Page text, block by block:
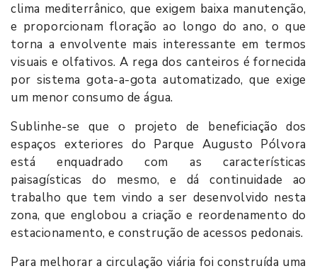
clima mediterrânico, que exigem baixa manutenção,
e proporcionam floração ao longo do ano, o que
torna a envolvente mais interessante em termos
visuais e olfativos. A rega dos canteiros é fornecida
por sistema gota-a-gota automatizado, que exige
um menor consumo de água.
Sublinhe-se que o projeto de beneficiação dos
espaços exteriores do Parque Augusto Pólvora
está enquadrado com as características
paisagísticas do mesmo, e dá continuidade ao
trabalho que tem vindo a ser desenvolvido nesta
zona, que englobou a criação e reordenamento do
estacionamento, e construção de acessos pedonais.
Para melhorar a circulação viária foi construída uma